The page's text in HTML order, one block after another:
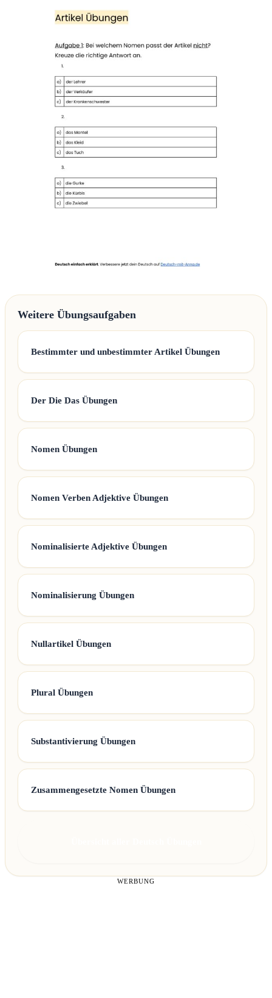
Weitere Übungsaufgaben
Bestimmter und unbestimmter Artikel Übungen
Der Die Das Übungen
Nomen Übungen
Nomen Verben Adjektive Übungen
Nominalisierte Adjektive Übungen
Nominalisierung Übungen
Nullartikel Übungen
Plural Übungen
Substantivierung Übungen
Zusammengesetzte Nomen Übungen
WERBUNG